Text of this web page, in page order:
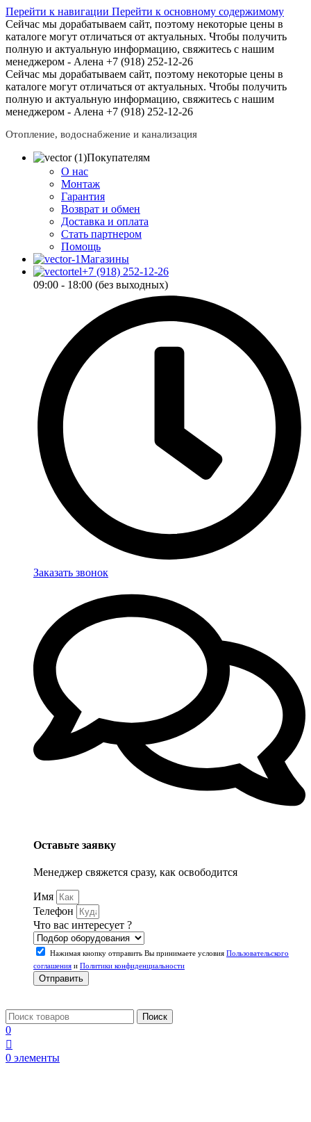
Перейти к навигации Перейти к основному содержимому
Сейчас мы дорабатываем сайт, поэтому некоторые цены в
каталоге могут отличаться от актуальных. Чтобы получить
полную и актуальную информацию, свяжитесь с нашим
менеджером - Алена +7 (918) 252-12-26
Сейчас мы дорабатываем сайт, поэтому некоторые цены в
каталоге могут отличаться от актуальных. Чтобы получить
полную и актуальную информацию, свяжитесь с нашим
менеджером - Алена +7 (918) 252-12-26
Отопление, водоснабжение и канализация
Покупателям
О нас
Монтаж
Гарантия
Возврат и обмен
Доставка и оплата
Стать партнером
Помощь
Магазины
+7 (918) 252-12-26
09:00 - 18:00 (без выходных)
Заказать звонок
Оставьте заявку
Менеджер свяжется сразу, как освободится
Имя
Телефон
Что вас интересует ?
Нажимая кнопку отправить Вы принимаете условия Пользовательского
соглашения и Политики конфиденциальности
Отправить
Поиск
0
0 элементы